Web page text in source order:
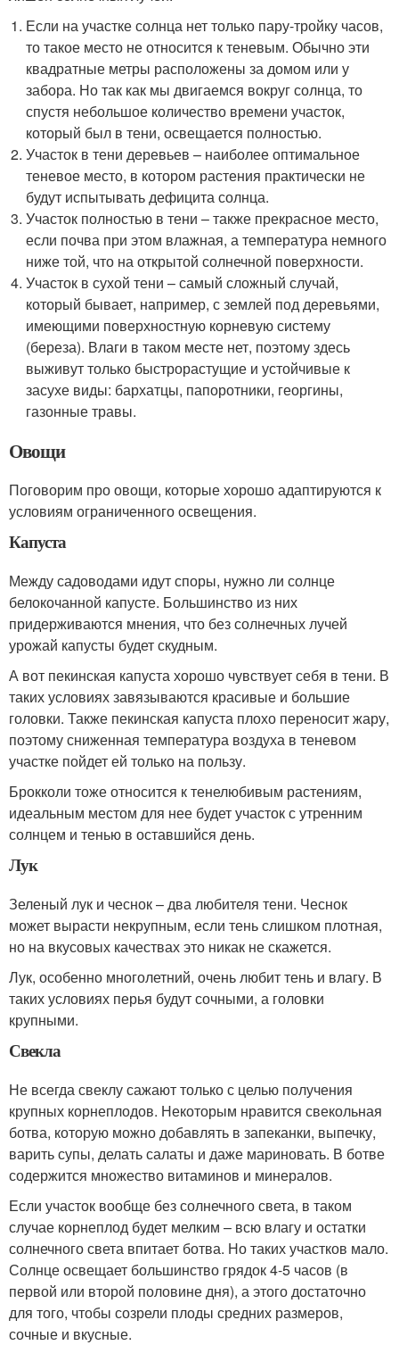
Если на участке солнца нет только пару-тройку часов,
то такое место не относится к теневым. Обычно эти
квадратные метры расположены за домом или у
забора. Но так как мы двигаемся вокруг солнца, то
спустя небольшое количество времени участок,
который был в тени, освещается полностью.
Участок в тени деревьев – наиболее оптимальное
теневое место, в котором растения практически не
будут испытывать дефицита солнца.
Участок полностью в тени – также прекрасное место,
если почва при этом влажная, а температура немного
ниже той, что на открытой солнечной поверхности.
Участок в сухой тени – самый сложный случай,
который бывает, например, с землей под деревьями,
имеющими поверхностную корневую систему
(береза). Влаги в таком месте нет, поэтому здесь
выживут только быстрорастущие и устойчивые к
засухе виды: бархатцы, папоротники, георгины,
газонные травы.
Овощи
Поговорим про овощи, которые хорошо адаптируются к
условиям ограниченного освещения.
Капуста
Между садоводами идут споры, нужно ли солнце
белокочанной капусте. Большинство из них
придерживаются мнения, что без солнечных лучей
урожай капусты будет скудным.
А вот пекинская капуста хорошо чувствует себя в тени. В
таких условиях завязываются красивые и большие
головки. Также пекинская капуста плохо переносит жару,
поэтому сниженная температура воздуха в теневом
участке пойдет ей только на пользу.
Брокколи тоже относится к тенелюбивым растениям,
идеальным местом для нее будет участок с утренним
солнцем и тенью в оставшийся день.
Лук
Зеленый лук и чеснок – два любителя тени. Чеснок
может вырасти некрупным, если тень слишком плотная,
но на вкусовых качествах это никак не скажется.
Лук, особенно многолетний, очень любит тень и влагу. В
таких условиях перья будут сочными, а головки
крупными.
Свекла
Не всегда свеклу сажают только с целью получения
крупных корнеплодов. Некоторым нравится свекольная
ботва, которую можно добавлять в запеканки, выпечку,
варить супы, делать салаты и даже мариновать. В ботве
содержится множество витаминов и минералов.
Если участок вообще без солнечного света, в таком
случае корнеплод будет мелким – всю влагу и остатки
солнечного света впитает ботва. Но таких участков мало.
Солнце освещает большинство грядок 4-5 часов (в
первой или второй половине дня), а этого достаточно
для того, чтобы созрели плоды средних размеров,
сочные и вкусные.